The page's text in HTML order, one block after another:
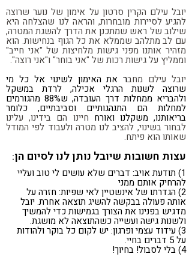
יובל עילם הקרין סרטון על אימון של נוער שרוצה
להגיע לסיירות מובחרות, והראה לנו שהצלחה היא
שילוב של ראש שמתכנן את הדרך להשגת המטרה,
עם לב מתלהב שממלא את כל הגוף בנחישות. הוא
מזהיר אותנו מפני גישות מלחיצות של "אני חייב"
וממליץ על גישות רכות של "אני בוחר" ו"אני רוצה".
יובל עילם מחבר את האימון לשינוי אל כל מי
שרוצה לשנות הרגלי אכילה, לרדת במשקל
ולהבריא ממחלות דרך העובדה, ש88% מהגורמים
למחלות הם התנהגותיים וסביבתיים, כלומר
בריאותנו, משקלנו ואורח חיינו הם בידינו, עלינו
לבחור בשינוי, להציב לנו מטרה ולעבוד לפי המודל
שאותו הוא פיתח.
עצות חשובות שיובל נותן לנו לסיום הן:
1) תודעת אויב: דברים שלא עושים לי טוב ועליי
להרחיק אותם ממני
2) הגדרתו של אינשטיין לאי שפיות: חזרה על
אותה פעולה בבקשה להשיג תוצאה אחרת. יובל
מדגיש בפנינו את הצורך בגמישות כדי להמשיך
ולשנות גישה ועשייה כשהתוצאה לא מושגת.
3) עידוד עצמי ופרגון: יש לקום כל בוקר ולהודות
על 5 דברים בחיי.
4) בלי לסבול! בחיוך!